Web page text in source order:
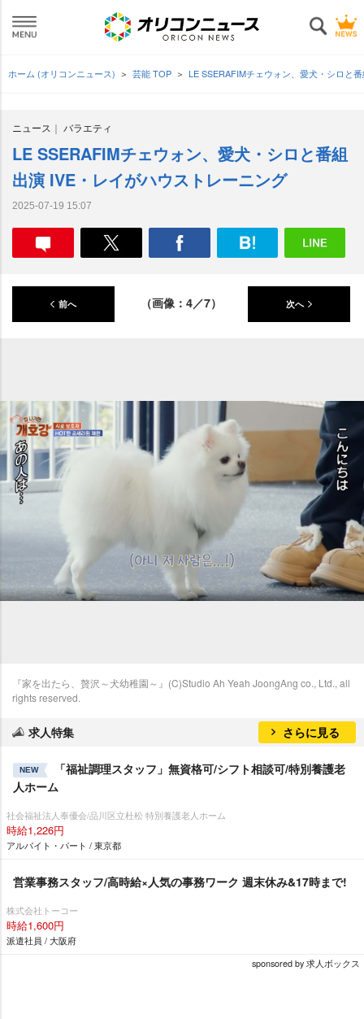
ホーム (オリコンニュース) 芸能 TOP LE SSERAFIMチェウォン、愛犬・シロと
ニュース バラエティ
LE SSERAFIMチェウォン、愛犬・シロと番組
出演 IVE・レイがハウストレーニング
2025-07-19 15:07
前へ （画像：4／7） 次へ
『家を出たら、贅沢～犬幼稚園～』(C)Studio Ah Yeah JoongAng co., Ltd., all
rights reserved.
求人特集 さらに見る
NEW
「福祉調理スタッフ」無資格可/シフト相談可/特別養護老
人ホーム
社会福祉法人奉優会/品川区立杜松 特別養護老人ホーム
時給1,226円
アルバイト・パート / 東京都
営業事務スタッフ/高時給×人気の事務ワーク 週末休み&17時まで!
株式会社トーコー
時給1,600円
派遣社員 / 大阪府
sponsored by 求人ボックス